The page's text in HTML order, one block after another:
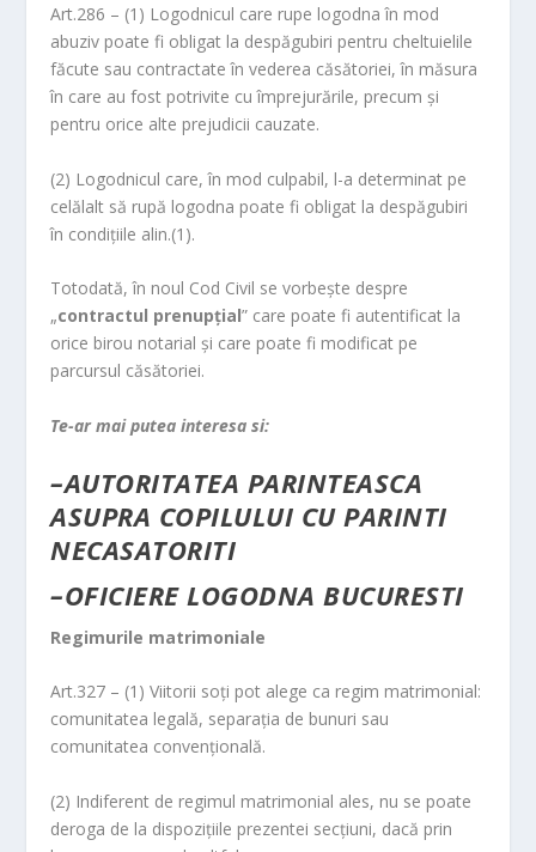
Art.286 – (1) Logodnicul care rupe logodna în mod
abuziv poate fi obligat la despăgubiri pentru cheltuielile
făcute sau contractate în vederea căsătoriei, în măsura
în care au fost potrivite cu împrejurările, precum şi
pentru orice alte prejudicii cauzate.
(2) Logodnicul care, în mod culpabil, l-a determinat pe
celălalt să rupă logodna poate fi obligat la despăgubiri
în condiţiile alin.(1).
Totodată, în noul Cod Civil se vorbeşte despre
„contractul prenupţial” care poate fi autentificat la
orice birou notarial şi care poate fi modificat pe
parcursul căsătoriei.
Te-ar mai putea interesa si:
–AUTORITATEA PARINTEASCA
ASUPRA COPILULUI CU PARINTI
NECASATORITI
–OFICIERE LOGODNA BUCURESTI
Regimurile matrimoniale
Art.327 – (1) Viitorii soţi pot alege ca regim matrimonial:
comunitatea legală, separaţia de bunuri sau
comunitatea convenţională.
(2) Indiferent de regimul matrimonial ales, nu se poate
deroga de la dispoziţiile prezentei secţiuni, dacă prin